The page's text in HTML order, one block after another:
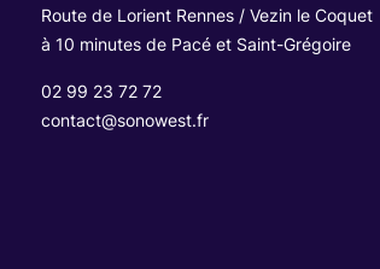
Route de Lorient Rennes / Vezin le Coquet
à 10 minutes de Pacé et Saint-Grégoire
02 99 23 72 72
contact@sonowest.fr